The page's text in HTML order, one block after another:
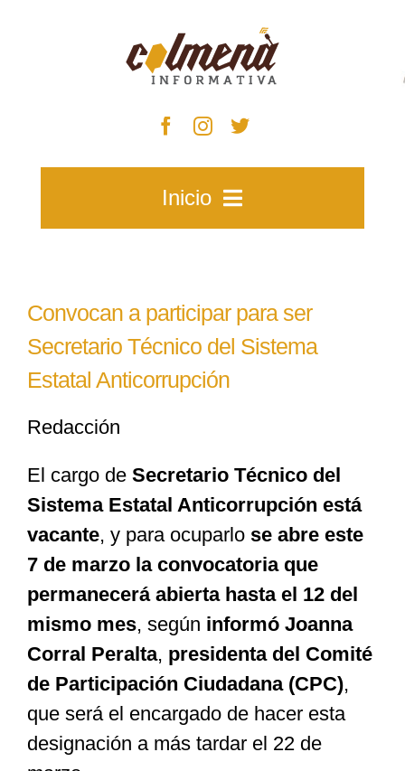
Inicio
Zacatecas
Especiales
Nacional
Opinión
Cultura
Nosotros
Convocan a participar para ser
Secretario Técnico del Sistema
Estatal Anticorrupción
Redacción
El cargo de Secretario Técnico del
Sistema Estatal Anticorrupción está
vacante, y para ocuparlo se abre este
7 de marzo la convocatoria que
permanecerá abierta hasta el 12 del
mismo mes, según informó Joanna
Corral Peralta, presidenta del Comité
de Participación Ciudadana (CPC),
que será el encargado de hacer esta
designación a más tardar el 22 de